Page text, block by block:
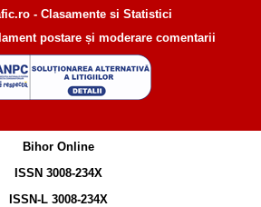
postare și moderare comentarii
Bihor Online
ISSN 3008-234X
ISSN-L 3008-234X